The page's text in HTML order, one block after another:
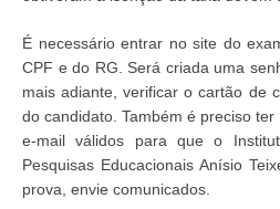
É necessário entrar no site do
CPF e do RG. Será criada uma
mais adiante, verificar o cartão de
do candidato. Também é preciso
e-mail válidos para que o
Pesquisas Educacionais Anísio
prova, envie comunicados.